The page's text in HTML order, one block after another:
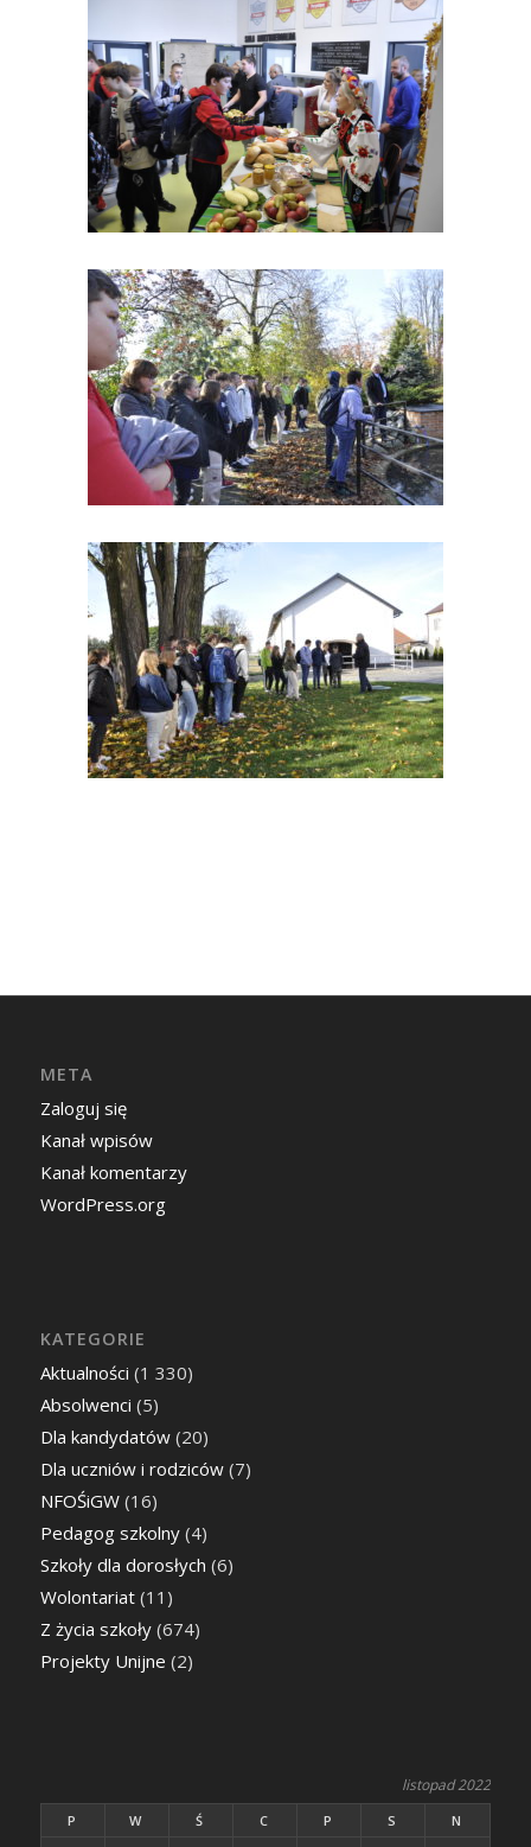
META
Zaloguj się
Kanał wpisów
Kanał komentarzy
WordPress.org
KATEGORIE
Aktualności (1 330)
Absolwenci (5)
Dla kandydatów(20)
Dla uczniów i rodziców(7)
NFOŚiGW(16)
Pedagog szkolny(4)
Szkoły dla dorosłych (6)
Wolontariat(11)
Z życia szkoły(674)
Projekty Unijne (2)
listopad 2022
P W Ś C P S
N